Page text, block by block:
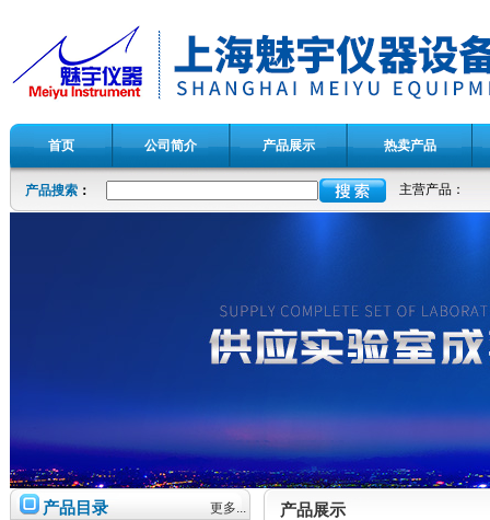
首页 公司简介 产品展示 热卖产品
产品搜索 ： 主营产品：
产品目录 更多... 产品展示